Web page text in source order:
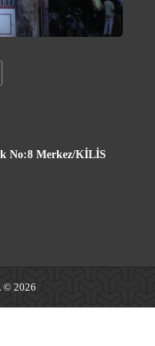
No:8 Merkez/KİLİS
© 2026